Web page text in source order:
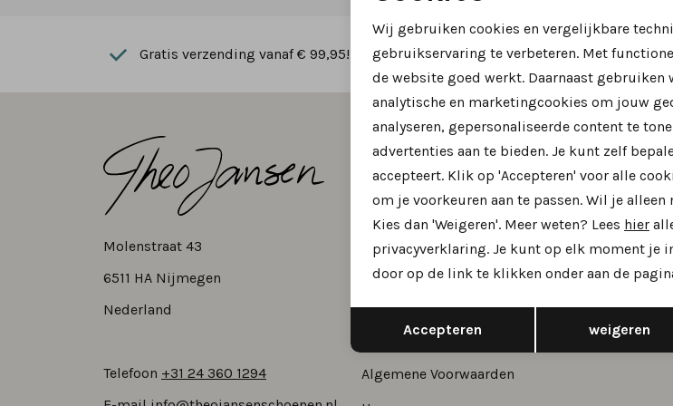
Gratis verzending vanaf € 99,95! Vertrouwd online winkelen
Molenstraat 43
6511 HA Nijmegen
Nederland
Telefoon +31 24 360 1294
Klantenservice
Bestellen en betalen
Verzending en levering
Retourneren
Sparen voor korting
Hulp bij je maat
Algemene Voorwaarden
Over
Onze
Noodzakelijke cookies
Analytische cookies
Terug
Wij gebruiken cookies en vergelijkbare
gebruikservaring te verbeteren. Met
de website goed werkt. Daarnaast gebruiken
analytische en marketingcookies om jouw
analyseren, gepersonaliseerde content te
advertenties aan te bieden. Je kunt zelf
accepteert. Klik op 'Accepteren' voor alle
om je voorkeuren aan te passen. Wil je
Kies dan 'Weigeren'. Meer weten? Lees hier
privacyverklaring. Je kunt op elk moment je
door op de link te klikken onder aan de
Accepteren weigeren